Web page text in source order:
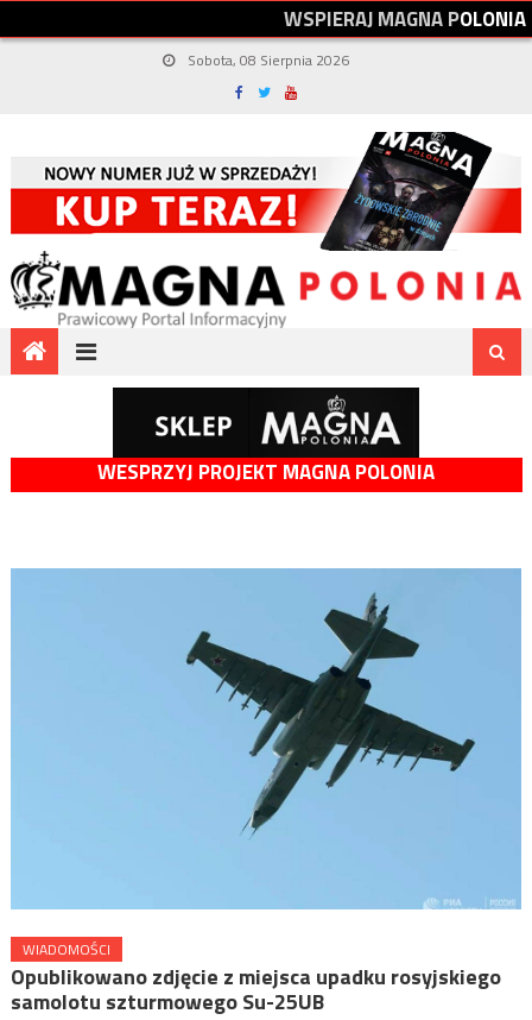
WSPIERAJMAGNAPOLONIA
Sobota, 08 Sierpnia 2026
WESPRZYJ PROJEKT MAGNA POLONIA
WIADOMOŚCI
Opublikowano zdjęcie z miejsca upadku rosyjskiego
samolotu szturmowego Su-25UB